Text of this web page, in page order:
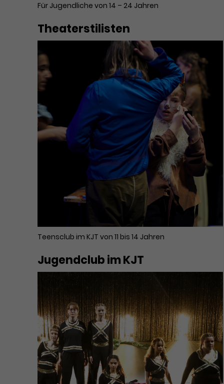
Für Jugendliche von 14 – 24 Jahren
Theaterstilisten
Teensclub im KJT von 11 bis 14 Jahren
Jugendclub im KJT